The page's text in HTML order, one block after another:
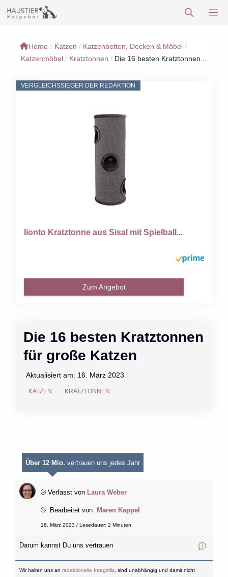
Inhalt
Home / Katzen / Katzenbetten, Decken & Möbel /
Katzenmöbel / Kratztonnen / Die 16 besten Kratztonnen...
Die 16 besten Kratztonnen
für große Katzen
Aktualisiert am: 16. März 2023
KATZEN KRATZTONNEN
VERGLEICHSSIEGER DER REDAKTION
lionto Kratztonne aus Sisal mit Spielball...
Zum Angebot
Über 12 Mio. vertrauen uns jedes Jahr
Verfasst von Laura Weber
Bearbeitet von Maren Kappel
16. März 2023 / Lesedauer: 2 Minuten
Darum kannst Du uns vertrauen
Wir halten uns an redaktionelle Integrität, sind unabhängig und damit nicht